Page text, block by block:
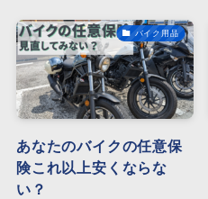
バイク用品
あなたのバイクの任意保
険これ以上安くならな
い？